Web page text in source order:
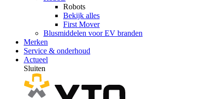
Robots
Bekijk alles
First Mover
Blusmiddelen voor EV branden
Merken
Service & onderhoud
Actueel
Sluiten